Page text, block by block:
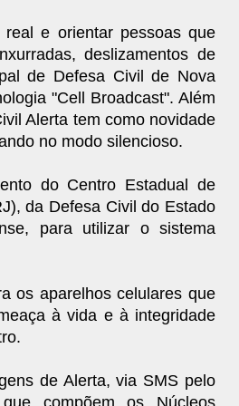
e orientar pessoas que
deslizamentos de
de Defesa Civil de Nova
"Cell Broadcast". Além
Alerta tem como novidade
no modo silencioso.
do Centro Estadual de
da Defesa Civil do Estado
para utilizar o sistema
os aparelhos celulares que
à vida e à integridade
de Alerta, via SMS pelo